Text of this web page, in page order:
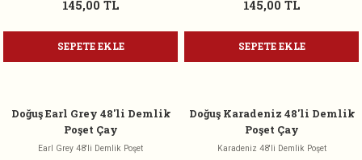
145,00 TL
SEPETE EKLE
145,00 TL
SEPETE EKLE
Doğuş Earl Grey 48'li Demlik
Poşet Çay
Earl Grey 48'li Demlik Poşet
Doğuş Karadeniz 48'li Demlik
Poşet Çay
Karadeniz 48'li Demlik Poşet